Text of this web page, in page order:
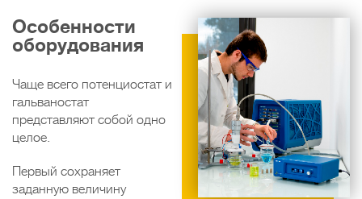
Особенности
оборудования
Чаще всего потенциостат и
гальваностат
представляют собой одно
целое.
Первый сохраняет
заданную величину